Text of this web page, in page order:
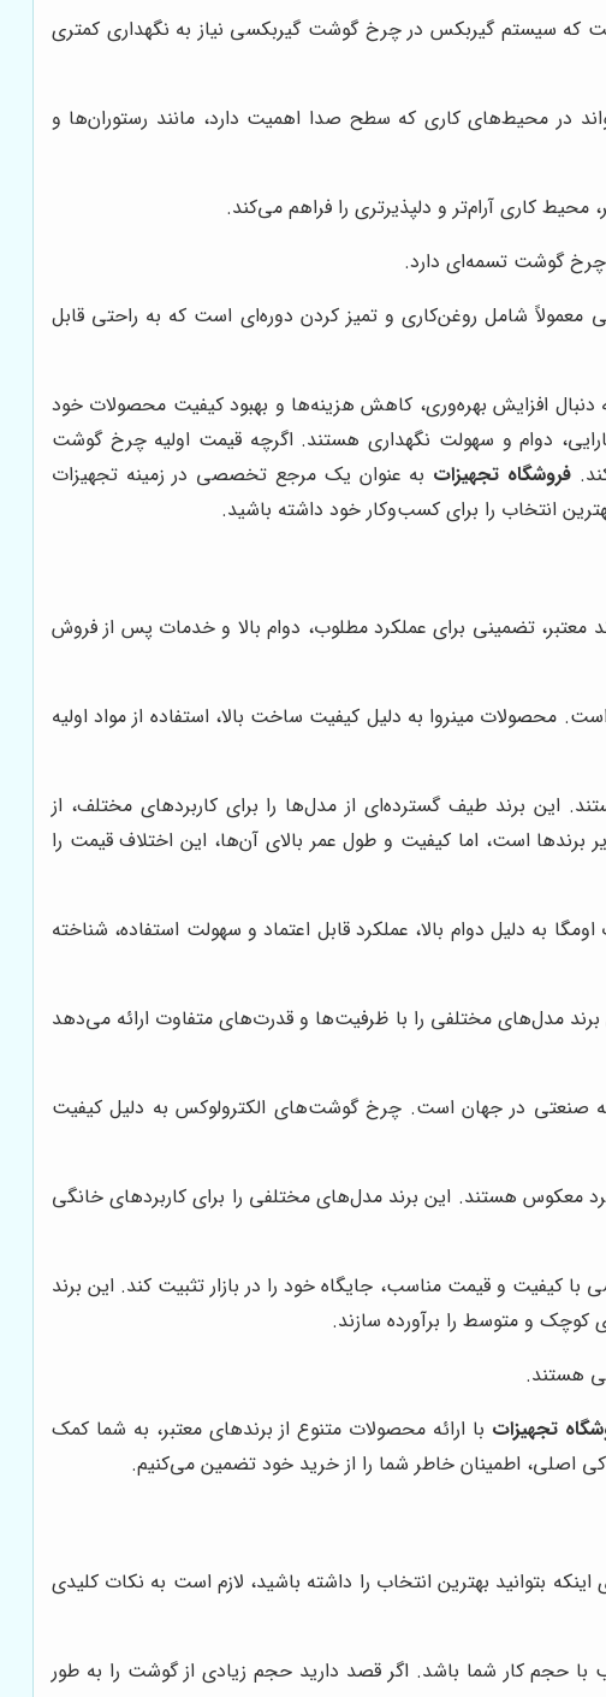
که سیستم گیربکس در چرخ گوشت گیربکسی نیاز به نگهداری کمتری
در محیط‌های کاری که سطح صدا اهمیت دارد، مانند رستوران‌ها و
کاری آرام‌تر و دلپذیرتری را فراهم می‌کند.
چرخ گوشت تسمه‌ای دارد.
شامل روغن‌کاری و تمیز کردن دوره‌ای است که به راحتی قابل
افزایش بهره‌وری، کاهش هزینه‌ها و بهبود کیفیت محصولات خود
دوام و سهولت نگهداری هستند. اگرچه قیمت اولیه چرخ گوشت
فروشگاه تجهیزات به عنوان یک مرجع تخصصی در زمینه تجهیزات
انتخاب را برای کسب‌وکار خود داشته باشید.
معتبر، تضمینی برای عملکرد مطلوب، دوام بالا و خدمات پس از فروش
محصولات مینروا به دلیل کیفیت ساخت بالا، استفاده از مواد اولیه
این برند طیف گسترده‌ای از مدل‌ها را برای کاربردهای مختلف، از
است، اما کیفیت و طول عمر بالای آن‌ها، این اختلاف قیمت را
به دلیل دوام بالا، عملکرد قابل اعتماد و سهولت استفاده، شناخته
مدل‌های مختلفی را با ظرفیت‌ها و قدرت‌های متفاوت ارائه می‌دهد
صنعتی در جهان است. چرخ گوشت‌های الکترولوکس به دلیل کیفیت
معکوس هستند. این برند مدل‌های مختلفی را برای کاربردهای خانگی
کیفیت و قیمت مناسب، جایگاه خود را در بازار تثبیت کند. این برند
کوچک و متوسط را برآورده سازند.
هستند.
تجهیزات با ارائه محصولات متنوع از برندهای معتبر، به شما کمک
اصلی، اطمینان خاطر شما را از خرید خود تضمین می‌کنیم.
بتوانید بهترین انتخاب را داشته باشید، لازم است به نکات کلیدی
حجم کار شما باشد. اگر قصد دارید حجم زیادی از گوشت را به طور